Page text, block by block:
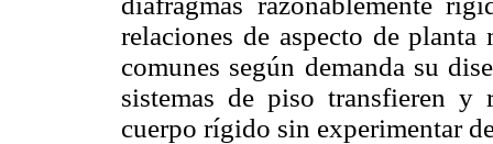
relaciones de aspecto de planta
comunes según demanda su
sistemas de piso transfieren y
cuerpo rígido sin experimentar